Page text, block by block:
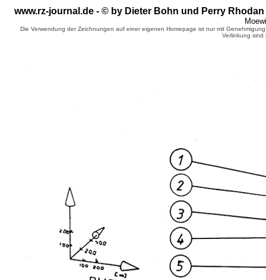
www.rz-journal.de - © by Dieter Bohn und Perry
Die Verwendung der Zeichnungen auf einer eigenen Homepage ist nur mit
Verlinkung sind